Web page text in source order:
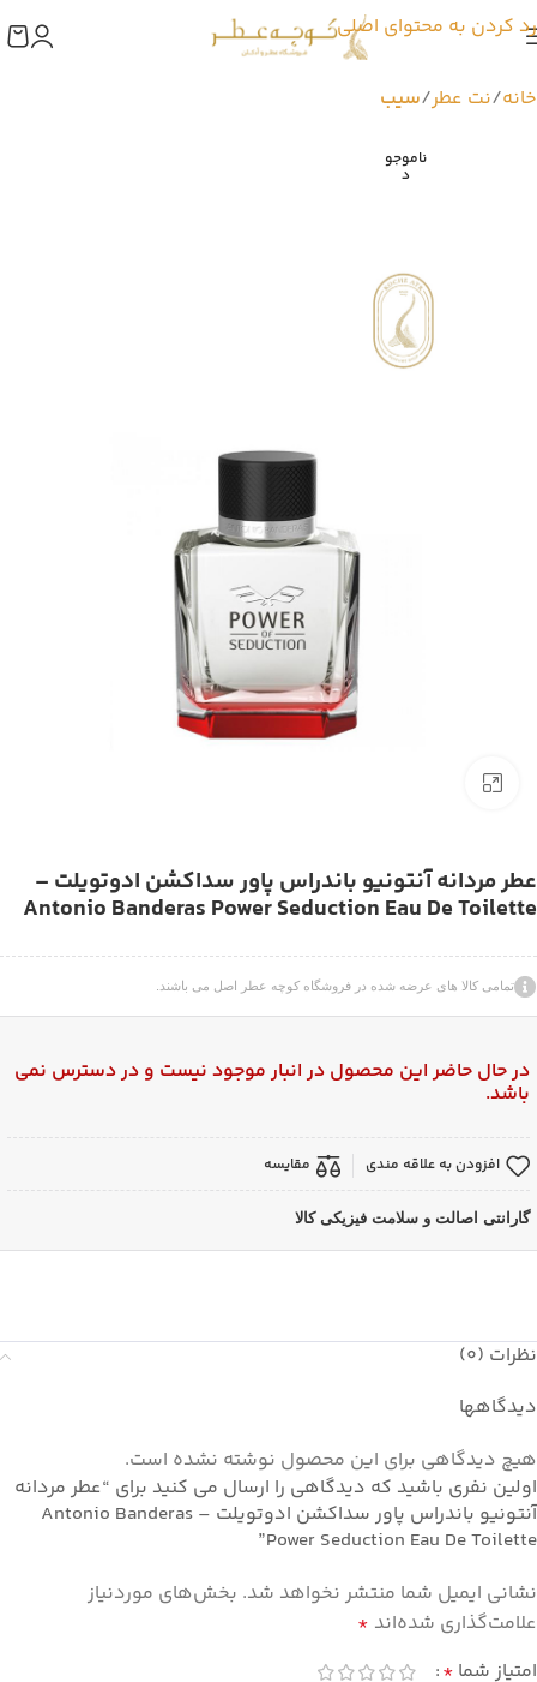
رد کردن به محتوای اصلی
خانه نت عطر سیب
ناموجو
د
عطر مردانه آنتونیو باندراس پاور سداکشن ادوتویلت –
Antonio Banderas Power Seduction Eau De Toilette
تمامی کالا های عرضه شده در فروشگاه کوچه عطر اصل می باشند.
در حال حاضر این محصول در انبار موجود نیست و در دسترس نمی
باشد.
افزودن به علاقه مندی مقایسه
گارانتی اصالت و سلامت فیزیکی کالا
نظرات (0)
دیدگاهها
هیچ دیدگاهی برای این محصول نوشته نشده است.
اولین نفری باشید که دیدگاهی را ارسال می کنید برای “عطر مردانه
آنتونیو باندراس پاور سداکشن ادوتویلت – Antonio Banderas
Power Seduction Eau De Toilette”
نشانی ایمیل شما منتشر نخواهد شد. بخش‌های موردنیاز
علامت‌گذاری شده‌اند *
امتیاز شما *